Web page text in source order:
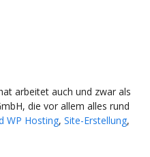
arbeitet auch und zwar als
die vor allem alles rund
WP Hosting, Site-Erstellung,